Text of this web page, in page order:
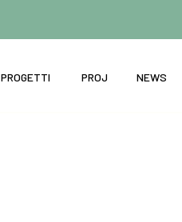
PROGETTI PROJ NEWS